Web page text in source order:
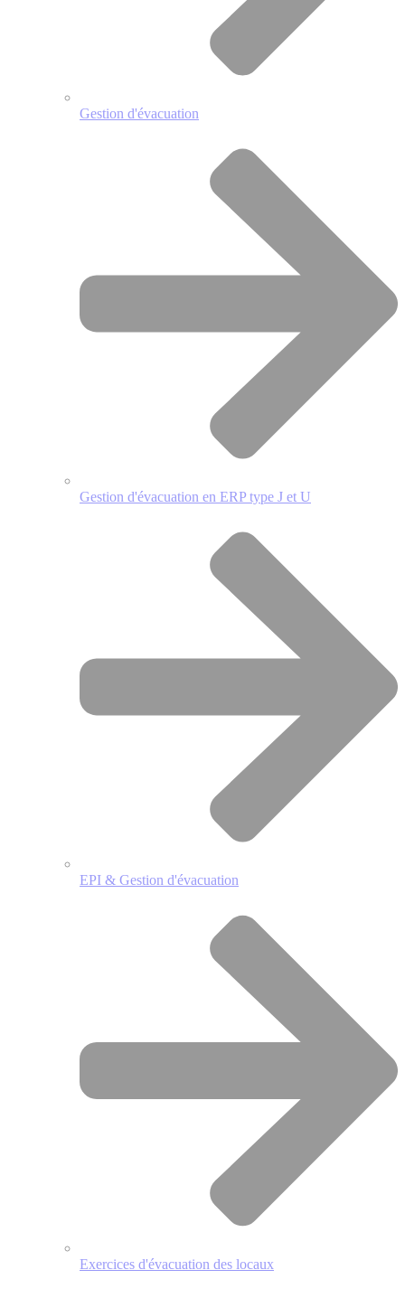
Gestion d'évacuation
Gestion d'évacuation en ERP type J et U
EPI & Gestion d'évacuation
Exercices d'évacuation des locaux